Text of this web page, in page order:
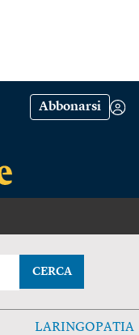
Abbonarsi
CERCA
LARINGOPATIA